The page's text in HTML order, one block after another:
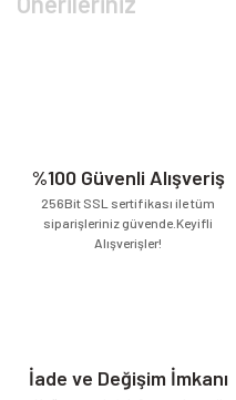
%100 Güvenli Alışveriş
256Bit SSL sertifikası ile tüm
siparişleriniz güvende.Keyifli
Alışverişler!
İade ve Değişim İmkanı